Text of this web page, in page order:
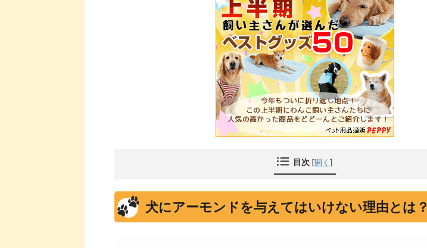
目次 [開く ]
犬にアーモンドを与えてはいけない理由とは？